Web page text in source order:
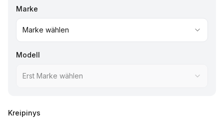
Marke
Marke wählen
Modell
Erst Marke wählen
Kreipinys